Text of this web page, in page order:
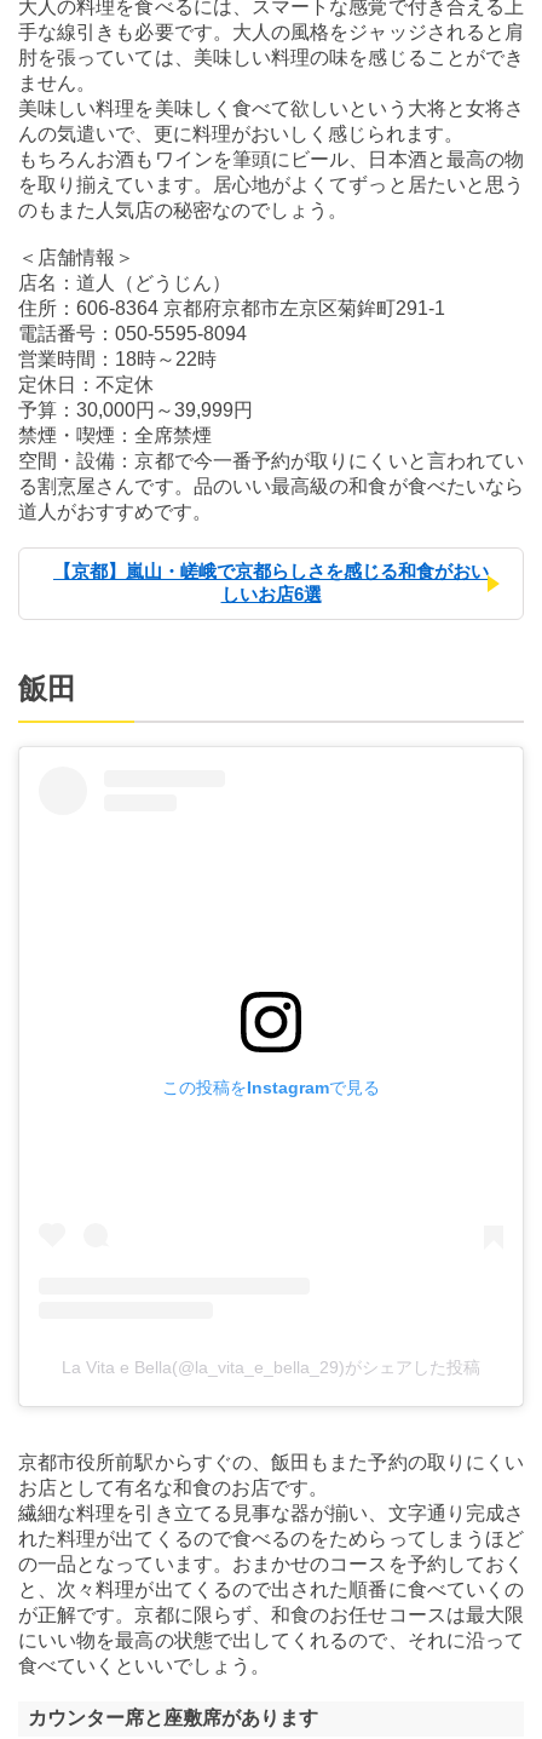
大人の料理を食べるには、スマートな感覚で付き合える上
手な線引きも必要です。大人の風格をジャッジされると肩
肘を張っていては、美味しい料理の味を感じることができ
ません。
美味しい料理を美味しく食べて欲しいという大将と女将さ
んの気遣いで、更に料理がおいしく感じられます。
もちろんお酒もワインを筆頭にビール、日本酒と最高の物
を取り揃えています。居心地がよくてずっと居たいと思う
のもまた人気店の秘密なのでしょう。
＜店舗情報＞
店名：道人（どうじん）
住所：606-8364 京都府京都市左京区菊鉾町291-1
電話番号：050-5595-8094
営業時間：18時～22時
定休日：不定休
予算：30,000円～39,999円
禁煙・喫煙：全席禁煙
空間・設備：京都で今一番予約が取りにくいと言われてい
る割烹屋さんです。品のいい最高級の和食が食べたいなら
道人がおすすめです。
【京都】嵐山・嵯峨で京都らしさを感じる和食がおい
しいお店6選
飯田
この投稿をInstagramで見る
La Vita e Bella(@la_vita_e_bella_29)がシェアした投稿
京都市役所前駅からすぐの、飯田もまた予約の取りにくい
お店として有名な和食のお店です。
繊細な料理を引き立てる見事な器が揃い、文字通り完成さ
れた料理が出てくるので食べるのをためらってしまうほど
の一品となっています。おまかせのコースを予約しておく
と、次々料理が出てくるので出された順番に食べていくの
が正解です。京都に限らず、和食のお任せコースは最大限
にいい物を最高の状態で出してくれるので、それに沿って
食べていくといいでしょう。
カウンター席と座敷席があります